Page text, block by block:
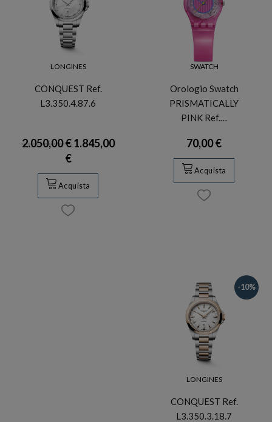
LONGINES
CONQUEST Ref.
L3.350.4.87.6
2.050,00 €1.845,00
€
Acquista
SWATCH
Orologio Swatch
PRISMATICALLY
PINK Ref.…
70,00 €
Acquista
-10%
LONGINES
CONQUEST Ref.
L3.350.3.18.7